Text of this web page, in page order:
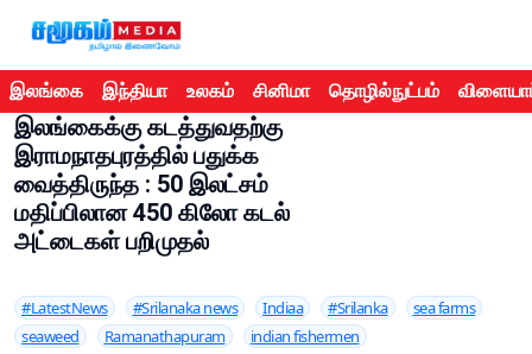
இலங்கை இந்தியா உலகம் சினிமா தொழில்நுட்பம்
இலங்கைக்கு கடத்துவதற்கு
இராமநாதபுரத்தில் பதுக்க
வைத்திருந்த : 50 இலட்சம்
மதிப்பிலான 450 கிலோ கடல்
அட்டைகள் பறிமுதல்
#LatestNews #Srilanaka news Indiaa #Srilanka
sea farms
seaweed
Ramanathapuram indian fishermen